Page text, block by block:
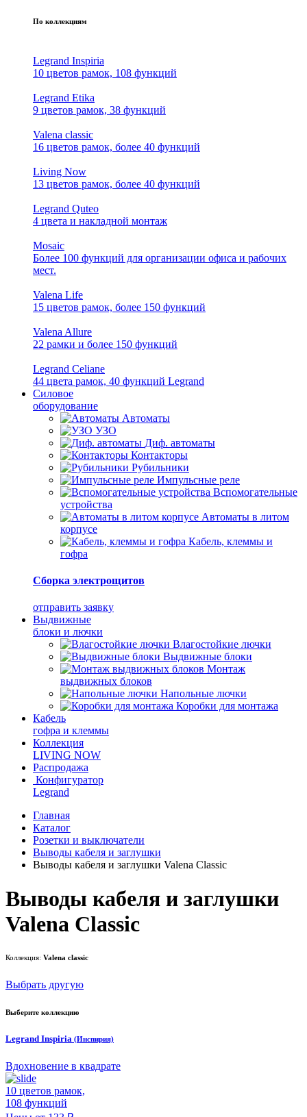
По коллекциям
Legrand Inspiria
10 цветов рамок, 108 функций
Legrand Etika
9 цветов рамок, 38 функций
Valena classic
16 цветов рамок, более 40 функций
Living Now
13 цветов рамок, более 40 функций
Legrand Quteo
4 цвета и накладной монтаж
Mosaic
Более 100 функций для организации офиса и рабочих
мест.
Valena Life
15 цветов рамок, более 150 функций
Valena Allure
22 рамки и более 150 функций
Legrand Celiane
44 цвета рамок, 40 функций Legrand
Силовое
оборудование
Автоматы
УЗО
Диф. автоматы
Контакторы
Рубильники
Импульсные реле
Вспомогательные
устройства
Автоматы в литом
корпусе
Кабель, клеммы и
гофра
Сборка электрощитов
отправить заявку
Выдвижные
блоки и лючки
Влагостойкие лючки
Выдвижные блоки
Монтаж
выдвижных блоков
Напольные лючки
Коробки для монтажа
Кабель
гофра и клеммы
Коллекция
LIVING NOW
Распродажа
Конфигуратор
Legrand
Главная
Каталог
Розетки и выключатели
Выводы кабеля и заглушки
Выводы кабеля и заглушки Valena Classic
Выводы кабеля и заглушки
Valena Classic
Коллекция: Valena classic
Выбрать другую
Выберите коллекцию
Legrand Inspiria (Инспирия)
Вдохновение в квадрате
10 цветов рамок,
108 функций